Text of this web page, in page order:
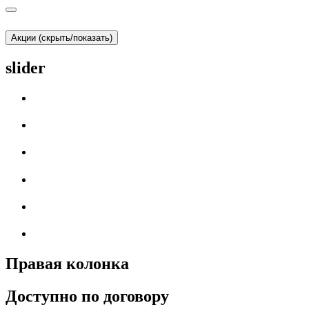
Акции (скрыть/показать)
slider
Правая колонка
Доступно по договору